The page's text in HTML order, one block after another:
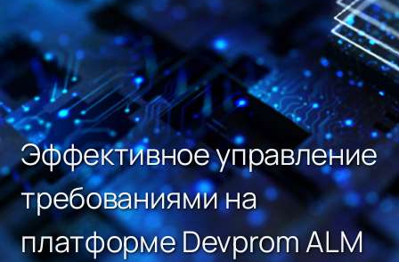
Эффективное управление
требованиями на
платформе Devprom ALM